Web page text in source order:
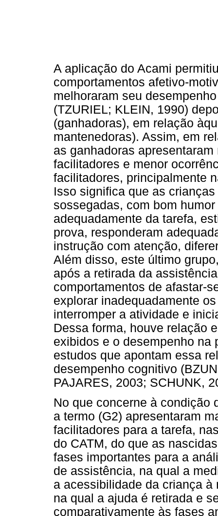
A aplicação do Acami
comportamentos afetivo-
melhoraram seu
(TZURIEL; KLEIN, 1990)
(ganhadoras), em relação
mantenedoras). Assim, em
as ganhadoras
facilitadores e menor
facilitadores, principalmente
Isso significa que as
sossegadas, com bom
adequadamente da tarefa,
prova, responderam
instrução com atenção,
Além disso, este último
após a retirada da
comportamentos de afastar-
explorar inadequadamente
interromper a atividade e
Dessa forma, houve relação
exibidos e o desempenho na
estudos que apontam essa
desempenho cognitivo
PAJARES, 2003; SCHUNK,
No que concerne à condição
a termo (G2) apresentaram
facilitadores para a tarefa,
do CATM, do que as
fases importantes para a
de assistência, na qual a
a acessibilidade da criança
na qual a ajuda é retirada e
comparativamente às fases